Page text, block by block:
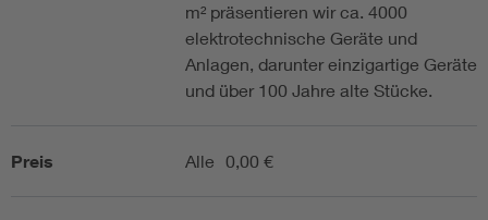
m² präsentieren wir ca. 4000
elektrotechnische Geräte und
Anlagen, darunter einzigartige Geräte
und über 100 Jahre alte Stücke.
Preis Alle 0,00 €